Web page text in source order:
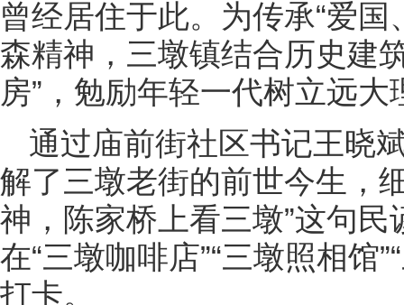
曾经居住于此。为传承“爱
森精神，三墩镇结合历史建
房”，勉励年轻一代树立远
通过庙前街社区书记王晓
解了三墩老街的前世今生，
神，陈家桥上看三墩”这句
在“三墩咖啡店”“三墩照相馆
打卡。